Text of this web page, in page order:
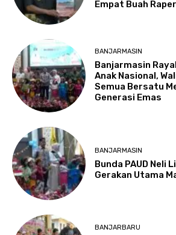
Empat Buah
BANJARMASIN
Banjarmasin
Anak Nasional,
Semua Bersatu
Generasi Emas
BANJARMASIN
Bunda PAUD Neli
Gerakan Utama
BANJARBARU